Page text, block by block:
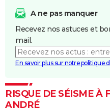
liés à l'action
Inondations
et/ou
Coulées de
26/09/1992
Inondations
A ne pas manquer
Recevez nos astuces et
mail.
En savoir plus sur notre politique
RISQUE DE SÉISME À
ANDRÉ